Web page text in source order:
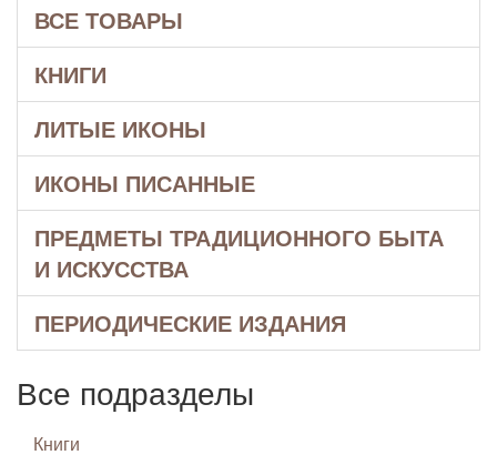
ВСЕ ТОВАРЫ
КНИГИ
ЛИТЫЕ ИКОНЫ
ИКОНЫ ПИСАННЫЕ
ПРЕДМЕТЫ ТРАДИЦИОННОГО БЫТА
И ИСКУССТВА
ПЕРИОДИЧЕСКИЕ ИЗДАНИЯ
Все подразделы
Книги